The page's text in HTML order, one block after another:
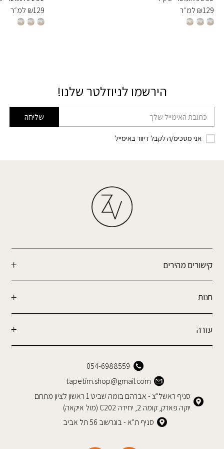
₪129 למ״ר
₪129 למ״ר
הירשמו לניוזלטר שלנו!
דוא׳׳ל שליחה
אני מסכימ/ה לקבל דיוור באימייל
קישורים מהירים
חנות
עזרה
054-6988559
tapetim.shop@gmail.com
סניף ראשל"צ - אברהם בומה שביט 1 ראשון לציון מתחם
יוקה פארק, קומה 2, יחידה C202 (מול איקאה)
סניף ת"א - בוגרשוב 56 תל אביב